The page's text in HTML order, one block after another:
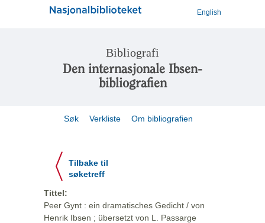
English
Bibliografi
Den internasjonale Ibsen-
bibliografien
Søk Verkliste Om bibliografien
Tilbake til
søketreff
Tittel:
Peer Gynt : ein dramatisches Gedicht / von
Henrik Ibsen ; übersetzt von L. Passarge